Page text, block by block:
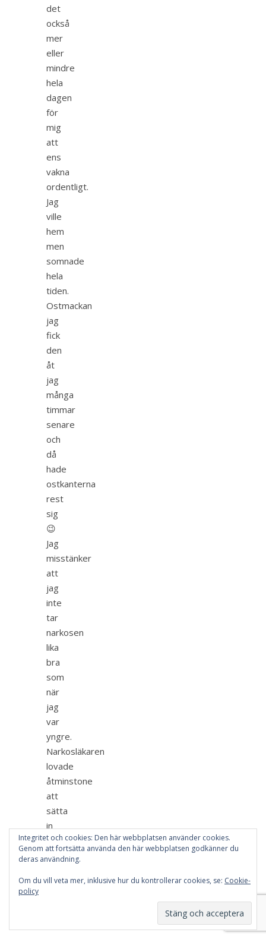
det
också
mer
eller
mindre
hela
dagen
för
mig
att
ens
vakna
ordentligt.
Jag
ville
hem
men
somnade
hela
tiden.
Ostmackan
jag
fick
den
åt
jag
många
timmar
senare
och
då
hade
ostkanterna
rest
sig
😉
Jag
misstänker
att
jag
inte
tar
narkosen
lika
bra
som
när
jag
var
yngre.
Narkosläkaren
lovade
åtminstone
att
sätta
in
”antikräk”
så
jag…
Integritet och cookies: Den här webbplatsen använder cookies.
Genom att fortsätta använda den här webbplatsen godkänner du
deras användning.
Om du vill veta mer, inklusive hur du kontrollerar cookies, se: Cookie-
policy